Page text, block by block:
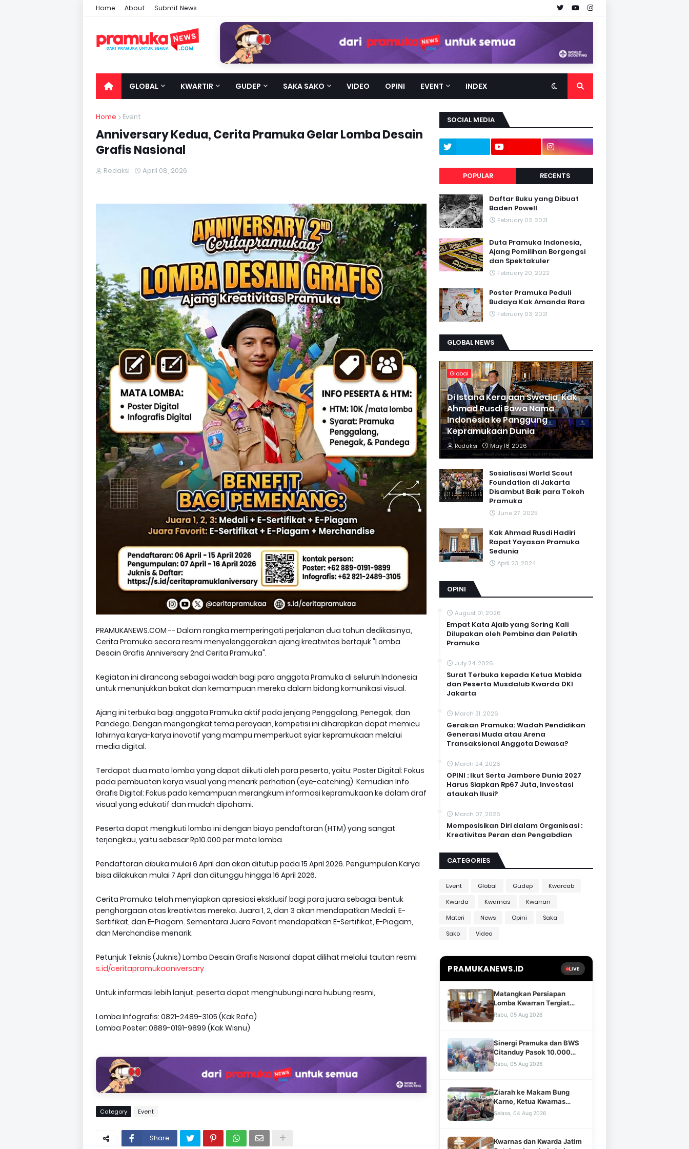
Home About Submit News
GLOBAL KWARTIR GUDEP SAKA SAKO VIDEO OPINI EVENT INDEX
Home Event
Anniversary Kedua, Cerita Pramuka Gelar Lomba Desain
Grafis Nasional
Redaksi April 08, 2026
PRAMUKANEWS.COM -- Dalam rangka memperingati perjalanan dua tahun dedikasinya,
Cerita Pramuka secara resmi menyelenggarakan ajang kreativitas bertajuk "Lomba
Desain Grafis Anniversary 2nd Cerita Pramuka".
Kegiatan ini dirancang sebagai wadah bagi para anggota Pramuka di seluruh Indonesia
untuk menunjukkan bakat dan kemampuan mereka dalam bidang komunikasi visual.
Ajang ini terbuka bagi anggota Pramuka aktif pada jenjang Penggalang, Penegak, dan
Pandega. Dengan mengangkat tema perayaan, kompetisi ini diharapkan dapat memicu
lahirnya karya-karya inovatif yang mampu memperkuat syiar kepramukaan melalui
media digital.
Terdapat dua mata lomba yang dapat diikuti oleh para peserta, yaitu: Poster Digital: Fokus
pada pembuatan karya visual yang menarik perhatian (eye-catching). Kemudian Info
Grafis Digital: Fokus pada kemampuan merangkum informasi kepramukaan ke dalam draf
visual yang edukatif dan mudah dipahami.
Peserta dapat mengikuti lomba ini dengan biaya pendaftaran (HTM) yang sangat
terjangkau, yaitu sebesar Rp10.000 per mata lomba.
Pendaftaran dibuka mulai 6 April dan akan ditutup pada 15 April 2026. Pengumpulan Karya
bisa dilakukan mulai 7 April dan ditunggu hingga 16 April 2026.
Cerita Pramuka telah menyiapkan apresiasi eksklusif bagi para juara sebagai bentuk
penghargaan atas kreativitas mereka. Juara 1, 2, dan 3 akan mendapatkan Medali, E-
Sertifikat, dan E-Piagam. Sementara Juara Favorit mendapatkan E-Sertifikat, E-Piagam,
dan Merchandise menarik.
Petunjuk Teknis (Juknis) Lomba Desain Grafis Nasional dapat dilihat melalui tautan resmi
s.id/ceritapramukaaniversary
Untuk informasi lebih lanjut, peserta dapat menghubungi nara hubung resmi,
Lomba Infografis: 0821-2489-3105 (Kak Rafa)
Lomba Poster: 0889-0191-9899 (Kak Wisnu)
Category Event
Share
SOCIAL MEDIA
POPULAR RECENTS
Daftar Buku yang Dibuat
Baden Powell
February 03, 2021
Duta Pramuka Indonesia,
Ajang Pemilihan Bergengsi
dan Spektakuler
February 20, 2022
Poster Pramuka Peduli
Budaya Kak Amanda Rara
February 03, 2021
GLOBAL NEWS
Global
Di Istana Kerajaan Swedia, Kak
Ahmad Rusdi Bawa Nama
Indonesia ke Panggung
Kepramukaan Dunia
Redaksi May 18, 2026
Sosialisasi World Scout
Foundation di Jakarta
Disambut Baik para Tokoh
Pramuka
June 27, 2025
Kak Ahmad Rusdi Hadiri
Rapat Yayasan Pramuka
Sedunia
April 23, 2024
OPINI
August 01, 2026
Empat Kata Ajaib yang Sering Kali
Dilupakan oleh Pembina dan Pelatih
Pramuka
July 24, 2026
Surat Terbuka kepada Ketua Mabida
dan Peserta Musdalub Kwarda DKI
Jakarta
March 31, 2026
Gerakan Pramuka: Wadah Pendidikan
Generasi Muda atau Arena
Transaksional Anggota Dewasa?
March 24, 2026
OPINI : Ikut Serta Jambore Dunia 2027
Harus Siapkan Rp67 Juta, Investasi
ataukah Ilusi?
March 07, 2026
Memposisikan Diri dalam Organisasi :
Kreativitas Peran dan Pengabdian
CATEGORIES
Event Global Gudep
Kwarcab
Kwarda
Kwarnas
Kwarran
Materi
News Opini
Saka
Sako
Video
PRAMUKANEWS.ID LIVE
Matangkan Persiapan
Lomba Kwarran Tergiat
2026, Kwarran Purwojati
dan Mabiran
Rabu, 05 Aug 2026
Sinergi Pramuka dan BWS
Citanduy Pasok 10.000
Liter Air Bersih untuk
Rabu, 05 Aug 2026
Ziarah ke Makam Bung
Karno, Ketua Kwarnas
Tegaskan Pramuka Tak
Selasa, 04 Aug 2026
Kwarnas dan Kwarda Jatim